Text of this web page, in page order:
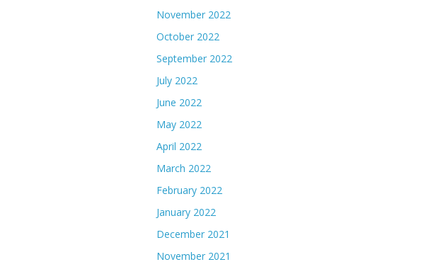
November 2022
October 2022
September 2022
July 2022
June 2022
May 2022
April 2022
March 2022
February 2022
January 2022
December 2021
November 2021